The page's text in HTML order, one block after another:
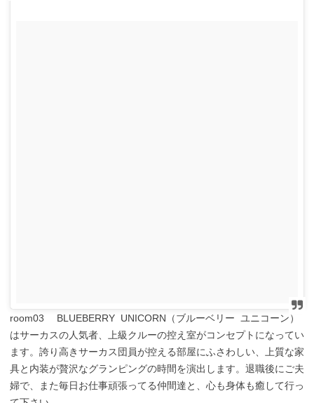
room03 BLUEBERRY UNICORN（ブルーベリー ユニコーン）
はサーカスの人気者、上級クルーの控え室がコンセプトになってい
ます。誇り高きサーカス団員が控える部屋にふさわしい、上質な家
具と内装が贅沢なグランピングの時間を演出します。退職後にご夫
婦で、また毎日お仕事頑張ってる仲間達と、心も身体も癒して行っ